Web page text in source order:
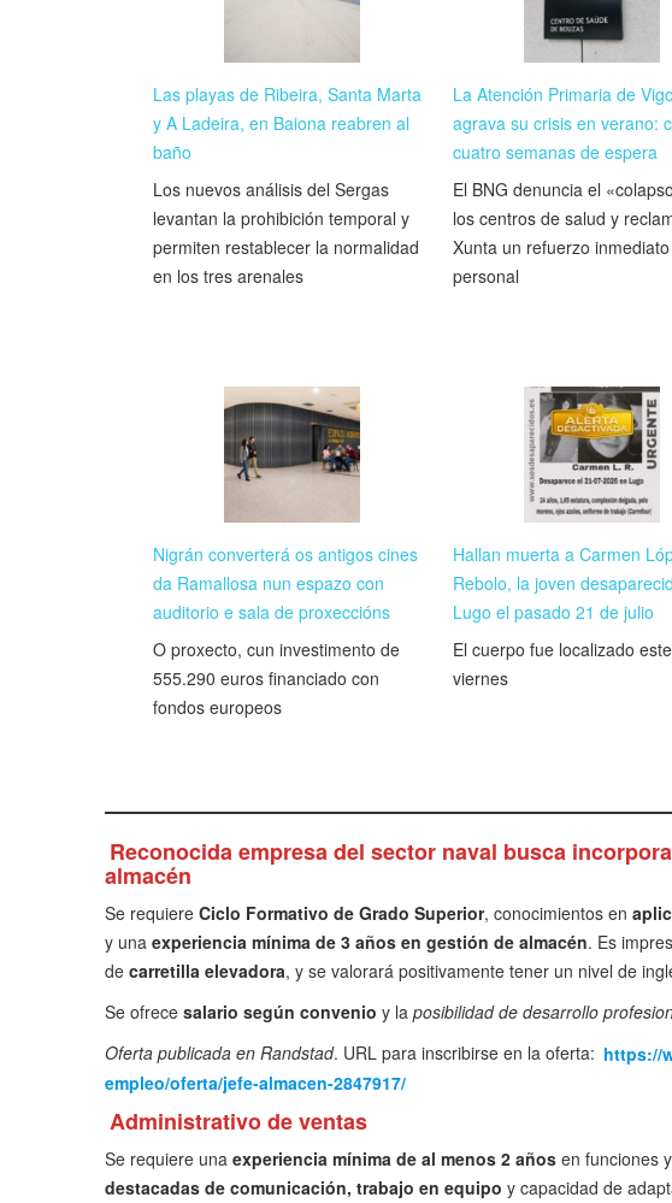
Las playas de Ribeira, Santa Marta
y A Ladeira, en Baiona reabren al
baño
Los nuevos análisis del Sergas
levantan la prohibición temporal y
permiten restablecer la normalidad
en los tres arenales
La Atención Primaria de Vigo
agrava su crisis en verano:
cuatro semanas de espera
El BNG denuncia el
los centros de salud y
Xunta un refuerzo
personal
Nigrán converterá os antigos cines
da Ramallosa nun espazo con
auditorio e sala de proxeccións
O proxecto, cun investimento de
555.290 euros financiado con
fondos europeos
Hallan muerta a Carmen
Rebolo, la joven
Lugo el pasado 21 de julio
El cuerpo fue localizado este
viernes
Reconocida empresa del sector naval busca
almacén
Se requiere Ciclo Formativo de Grado Superior, conocimientos en
y una experiencia mínima de 3 años en gestión de almacén. Es
de carretilla elevadora, y se valorará positivamente tener un nivel de
Se ofrece salario según convenio y la posibilidad de desarrollo
Oferta publicada en Randstad. URL para inscribirse en la oferta: https://
empleo/oferta/jefe-almacen-2847917/
Administrativo de ventas
Se requiere una experiencia mínima de al menos 2 años en funciones
destacadas de comunicación, trabajo en equipo y capacidad de